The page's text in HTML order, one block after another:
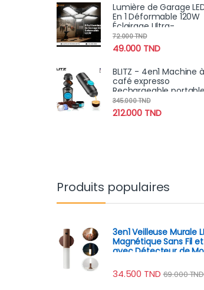
Lumière de Garage
En 1 Déformable 120W
Éclairage Ultra-
Lumineux avec
Panneaux Réglables –
E27 6500K
49.000 TND
72.000TND
BLITZ - 4en1 Machine à
café expresso
Rechargeable portable
sans fil, chauffante
avec bac à
poudre/capsule
212.000 TND
345.000TND
Produits populaires
3en1 Veilleuse Murale
Magnétique Sans Fil
avec Détecteur de
34.500 TND 69.000TND